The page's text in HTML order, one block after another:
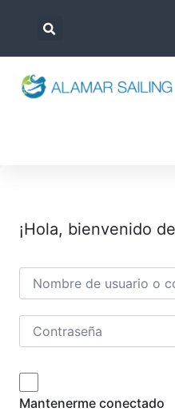
¡Hola, bienvenido
Mantenerme conectado